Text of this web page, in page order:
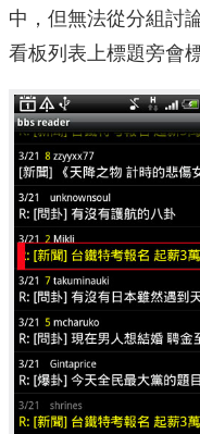
中，但無法從分組討
看板列表上標題旁會